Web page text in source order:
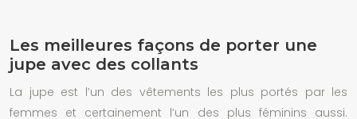
Les meilleures façons de porter une
jupe avec des collants
La jupe est l’un des vêtements les plus portés par les
femmes et certainement l’un des plus féminins aussi.